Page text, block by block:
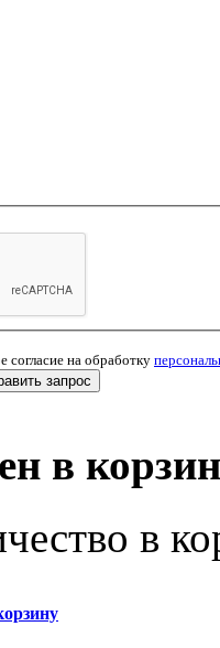
согласие на обработку
запрос
в
в